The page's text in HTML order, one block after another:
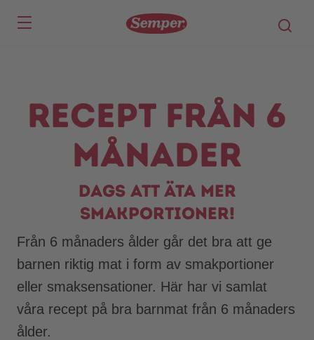
Recept från 6
månader
Dags att äta mer
smakportioner!
Från 6 månaders ålder går det bra att ge
barnen riktig mat i form av smakportioner
eller smaksensationer. Här har vi samlat
våra recept på bra barnmat från 6 månaders
ålder.